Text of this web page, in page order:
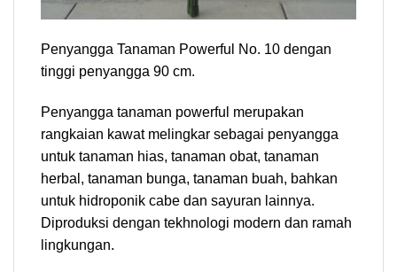
Penyangga Tanaman Powerful No. 10 dengan
tinggi penyangga 90 cm.
Penyangga tanaman powerful merupakan
rangkaian kawat melingkar sebagai penyangga
untuk tanaman hias, tanaman obat, tanaman
herbal, tanaman bunga, tanaman buah, bahkan
untuk hidroponik cabe dan sayuran lainnya.
Diproduksi dengan tekhnologi modern dan ramah
lingkungan.